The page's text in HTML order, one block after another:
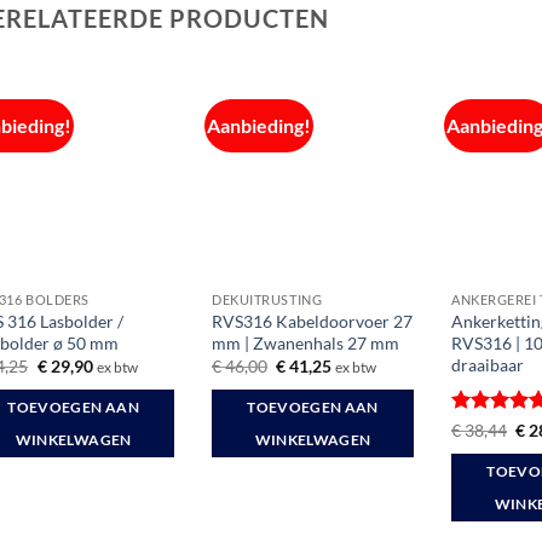
PRODUCTEN
BOLDERS
316 Lasbolder /
ø 50 mm
Oorspronkelijke
was:
€ 34,25.
€29,90Huidige
is:
€ 29,90.
ex btw
TOEVOEGEN AAN
WINKELWAGEN
Aanbieding!
DEKUITRUSTING
RVS316 Kabeldoorvoer 27
mm | Zwanenhals 27 mm
€46,00 Oorspronkelijke
prijs
was:
€ 46,00.
€41,25Huidige
is:
€ 41,25.
ex btw
TOEVOEGEN AAN
WINKELWAGEN
ANKERGEREI
RVS316 |
draaibaar
€38,44
€
€